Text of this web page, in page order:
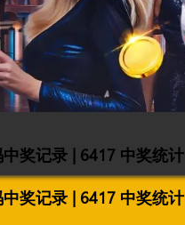
奖记录 | 6417 中奖统计
奖记录 | 6417 中奖统计